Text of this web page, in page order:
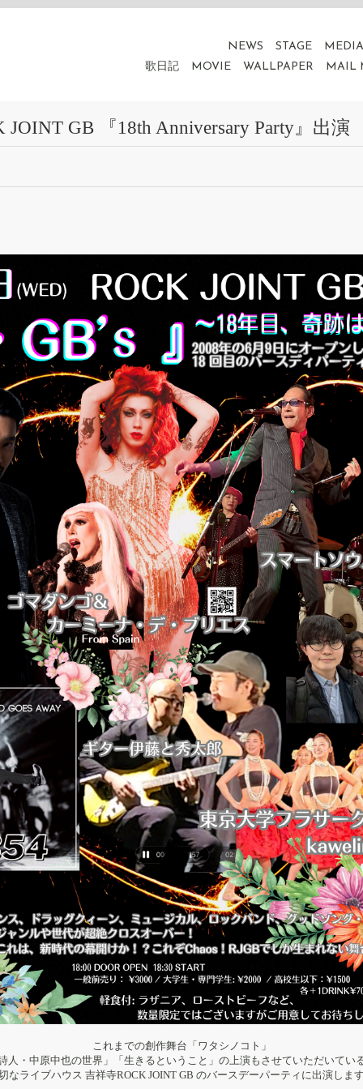
NEWS STAGE MEDIA
歌日記
MOVIE WALLPAPER MAIL
GB 『18th Anniversary Party』出演
これまでの創作舞台「ワタシノコト」
人・中原中也の世界」「生きるということ」の上演もさせていただいている
なライブハウス 吉祥寺ROCK JOINT GB のバースデーパーティに出演します